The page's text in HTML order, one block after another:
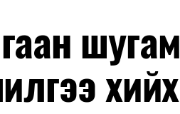
шугам
хийх